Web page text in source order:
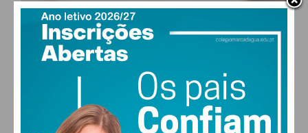
29°
47% humidade
vento: 4m/s O
29° 30 29° 27°